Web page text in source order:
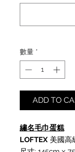
數量 *
ADD TO
繡名毛巾蛋糕
LOFTEX 美國